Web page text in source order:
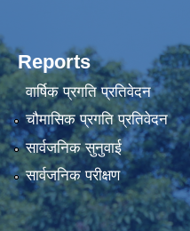
Reports
वार्षिक प्रगति प्रतिवेदन
चौमासिक प्रगति प्रतिवेदन
सार्वजनिक सुनुवाई
सार्वजनिक परीक्षण